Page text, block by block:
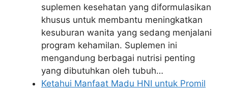
suplemen kesehatan yang diformulasikan
khusus untuk membantu meningkatkan
kesuburan wanita yang sedang menjalani
program kehamilan. Suplemen ini
mengandung berbagai nutrisi penting
yang dibutuhkan oleh tubuh…
Ketahui Manfaat Madu HNI untuk Promil